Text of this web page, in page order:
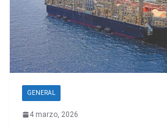
GENERAL
4 marzo, 2026